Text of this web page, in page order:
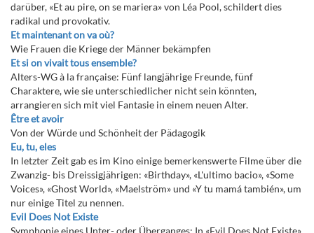
darüber, «Et au pire, on se mariera» von Léa Pool, schildert dies
radikal und provokativ.
Et maintenant on va où?
Wie Frauen die Kriege der Männer bekämpfen
Et si on vivait tous ensemble?
Alters-WG à la française: Fünf langjährige Freunde, fünf
Charaktere, wie sie unterschiedlicher nicht sein könnten,
arrangieren sich mit viel Fantasie in einem neuen Alter.
Être et avoir
Von der Würde und Schönheit der Pädagogik
Eu, tu, eles
In letzter Zeit gab es im Kino einige bemerkenswerte Filme über die
Zwanzig- bis Dreissigjährigen: «Birthday», «L'ultimo bacio», «Some
Voices», «Ghost World», «Maelström» und «Y tu mamá también», um
nur einige Titel zu nennen.
Evil Does Not Existe
Symphonie eines Unter- oder Überganges: In «Evil Does Not Existe»